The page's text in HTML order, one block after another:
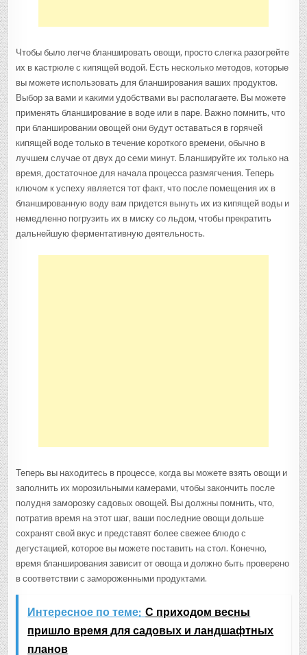
Чтобы было легче бланшировать овощи, просто слегка разогрейте
их в кастрюле с кипящей водой. Есть несколько методов, которые
вы можете использовать для бланширования ваших продуктов.
Выбор за вами и какими удобствами вы располагаете. Вы можете
применять бланширование в воде или в паре. Важно помнить, что
при бланшировании овощей они будут оставаться в горячей
кипящей воде только в течение короткого времени, обычно в
лучшем случае от двух до семи минут. Бланшируйте их только на
время, достаточное для начала процесса размягчения. Теперь
ключом к успеху является тот факт, что после помещения их в
бланшированную воду вам придется вынуть их из кипящей воды и
немедленно погрузить их в миску со льдом, чтобы прекратить
дальнейшую ферментативную деятельность.
Теперь вы находитесь в процессе, когда вы можете взять овощи и
заполнить их морозильными камерами, чтобы закончить после
полудня заморозку садовых овощей. Вы должны помнить, что,
потратив время на этот шаг, ваши последние овощи дольше
сохранят свой вкус и представят более свежее блюдо с
дегустацией, которое вы можете поставить на стол. Конечно,
время бланширования зависит от овоща и должно быть проверено
в соответствии с замороженными продуктами.
Интересное по теме: С приходом весны
пришло время для садовых и ландшафтных
планов